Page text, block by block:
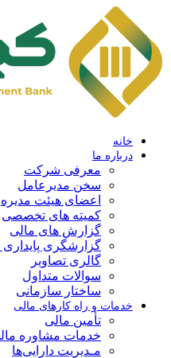
خانه
درباره ما
معرفی شرکت
سخن مدیرعامل
اعضای هیئت مدیره
کمیته های تخصصی
گزارش های مالی
گزارشگری
گالری تصاویر
سوالات متداول
ساختار سازمانی
خدمات و راه کارهای مالی
تأمین مالی
خدمات مشاوره
مـدیریت دارایی‌ها